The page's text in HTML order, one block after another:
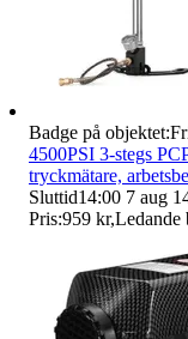
Badge på objektet:
4500PSI 3-stegs
tryckmätare,
Sluttid14:00 7 aug
Pris:959 kr,Ledande